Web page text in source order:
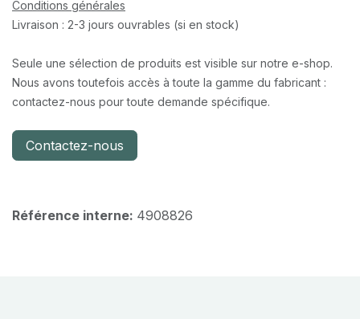
Conditions générales
Livraison : 2-3 jours ouvrables (si en stock)
Seule une sélection de produits est visible sur notre e-shop.
Nous avons toutefois accès à toute la gamme du fabricant :
contactez-nous pour toute demande spécifique.
Contactez-nous
Référence interne: 4908826